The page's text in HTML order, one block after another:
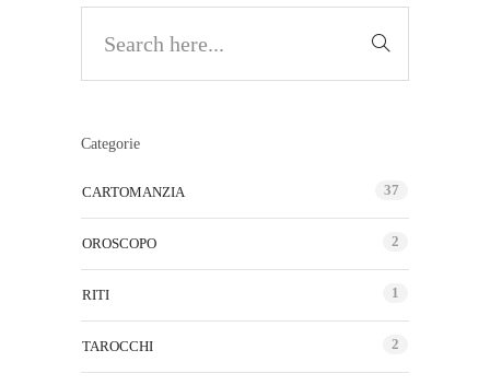
Categorie
CARTOMANZIA 37
OROSCOPO 2
RITI 1
TAROCCHI 2